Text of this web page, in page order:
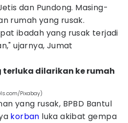
dan Pundong. Masing-
rumah yang rusak.
ibadah yang rusak terjadi
ujarnya, Jumat
terluka dilarikan ke rumah
Pixabay)
yang rusak, BPBD Bantul
korban luka akibat gempa